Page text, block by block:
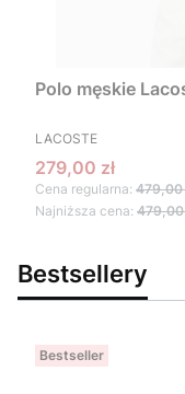
Polo męskie
PRODUCENT
LACOSTE
Cena promocyjna
279,00 zł
Cena regularna: 479,00
Najniższa cena: 479,00
Bestsellery
Bestseller